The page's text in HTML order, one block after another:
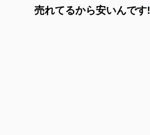
売れてるから安いんです!